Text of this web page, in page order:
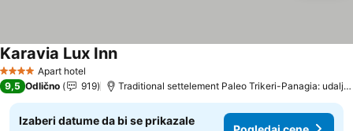
4 ZvezdiceApart hotel
Karavia Lux Inn
9,5 Odlično 919 Traditional settelement Paleo Trikeri-Panagia: udaljenost 15.8 km
Izaberi datume da bi se prikazale